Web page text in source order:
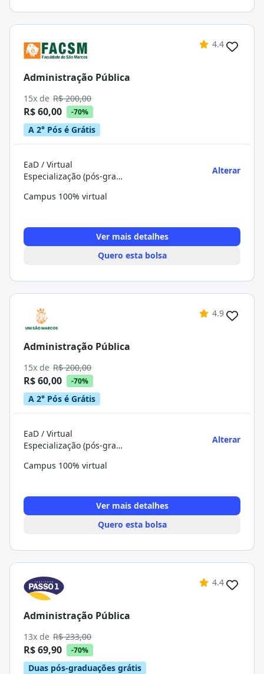
4.4
Administração Pública
15x de R$ 200,00
R$ 60,00 -70%
A 2° Pós é Grátis
EaD / Virtual
Especialização (pós-graduação)
Alterar
Campus 100% virtual
Ver mais detalhes
Quero esta bolsa
4.9
Administração Pública
15x de R$ 200,00
R$ 60,00 -70%
A 2° Pós é Grátis
EaD / Virtual
Especialização (pós-graduação)
Alterar
Campus 100% virtual
Ver mais detalhes
Quero esta bolsa
4.4
Administração Pública
13x de R$ 233,00
R$ 69,90 -70%
Duas pós-graduações grátis